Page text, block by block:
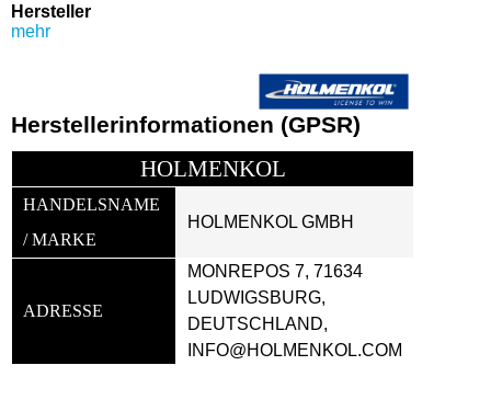
Hersteller
mehr
Herstellerinformationen (GPSR)
HOLMENKOL
HANDELSNAME
/ MARKE
HOLMENKOL GMBH
ADRESSE
MONREPOS 7, 71634
LUDWIGSBURG,
DEUTSCHLAND,
INFO@HOLMENKOL.COM